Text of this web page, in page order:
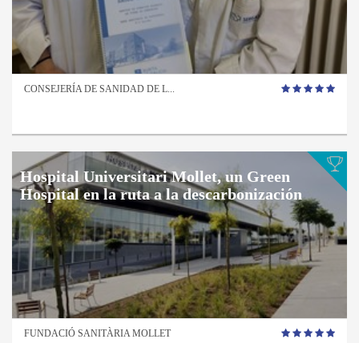
CONSEJERÍA DE SANIDAD DE L...
Hospital Universitari Mollet, un Green
Hospital en la ruta a la descarbonización
FUNDACIÓ SANITÀRIA MOLLET